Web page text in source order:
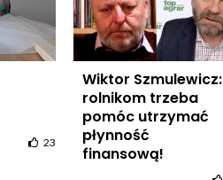
23
Wiktor Szmulewicz:
rolnikom trzeba
pomóc utrzymać
płynność
finansową!